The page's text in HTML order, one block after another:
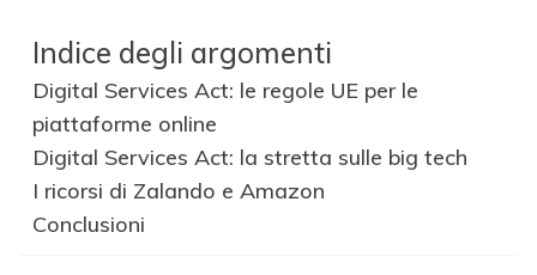
Indice degli argomenti
Digital Services Act: le regole UE per le
piattaforme online
Digital Services Act: la stretta sulle big tech
I ricorsi di Zalando e Amazon
Conclusioni